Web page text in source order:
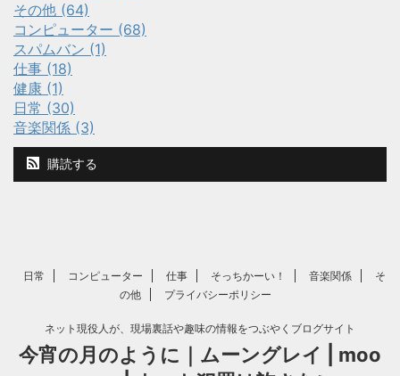
その他 (64)
コンピューター (68)
スパムバン (1)
仕事 (18)
健康 (1)
日常 (30)
音楽関係 (3)
購読する
日常 コンピューター 仕事 そっちかーい！ 音楽関係
そ
の他
プライバシーポリシー
ネット現役人が、現場裏話や趣味の情報をつぶやくブログサイト
今宵の月のように｜ムーングレイ | moo